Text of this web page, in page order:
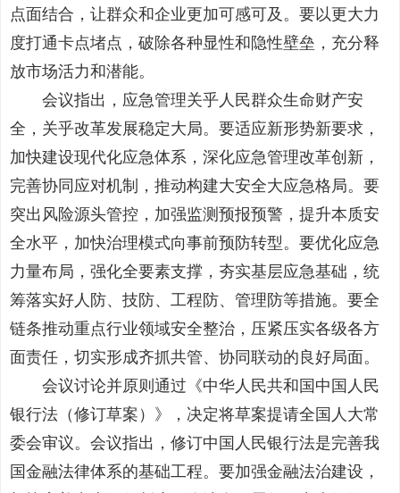
点面结合，让群众和企业更加可感可及。要以更大力
度打通卡点堵点，破除各种显性和隐性壁垒，充分释
放市场活力和潜能。
会议指出，应急管理关乎人民群众生命财产安
全，关乎改革发展稳定大局。要适应新形势新要求，
加快建设现代化应急体系，深化应急管理改革创新，
完善协同应对机制，推动构建大安全大应急格局。要
突出风险源头管控，加强监测预报预警，提升本质安
全水平，加快治理模式向事前预防转型。要优化应急
力量布局，强化全要素支撑，夯实基层应急基础，统
筹落实好人防、技防、工程防、管理防等措施。要全
链条推动重点行业领域安全整治，压紧压实各级各方
面责任，切实形成齐抓共管、协同联动的良好局面。
会议讨论并原则通过《中华人民共和国中国人民
银行法（修订草案）》，决定将草案提请全国人大常
委会审议。会议指出，修订中国人民银行法是完善我
国金融法律体系的基础工程。要加强金融法治建设，